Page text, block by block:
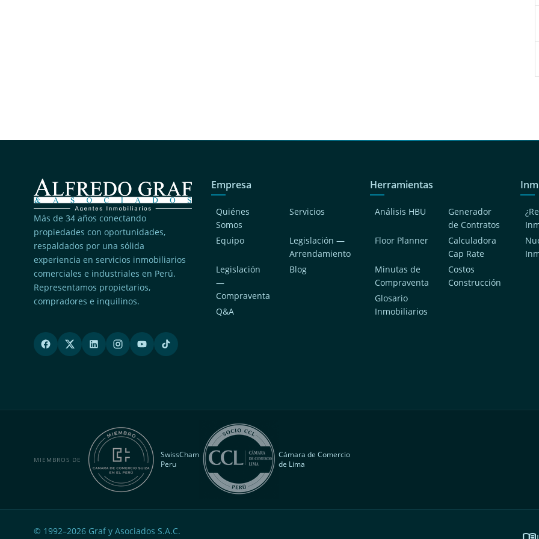
Más de 34 años conectando
propiedades con oportunidades,
respaldados por una sólida
experiencia en servicios inmobiliarios
comerciales e industriales en Perú.
Representamos propietarios,
compradores e inquilinos.
Empresa
Quiénes
Somos
Servicios
Equipo
Legislación —
Arrendamiento
Legislación
—
Compraventa
Blog
Q&A
Herramientas
Análisis HBU
Generador
de Contratos
Floor Planner
Calculadora
Cap Rate
Minutas de
Compraventa
Costos
Construcción
Glosario
Inmobiliarios
MIEMBROS DE
SwissCham
Peru
Cámara de Comercio
de Lima
© 1992–2026 Graf y Asociados S.A.C.